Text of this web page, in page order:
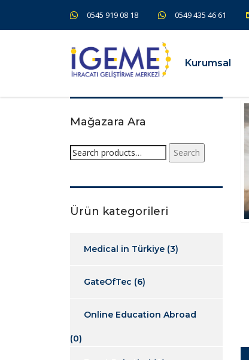
0545 919 08 18 0549 435 46 61
Kurumsal
Mağazara Ara
Search
Ürün kategorileri
Medical in Türkiye (3)
GateOfTec (6)
Online Education Abroad
(0)